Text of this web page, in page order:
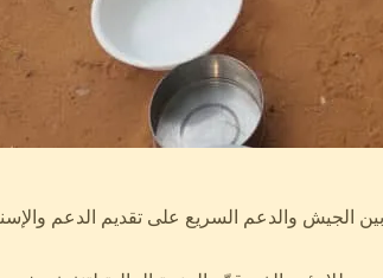
أنّ الغرفة ظلّت تعمل منذ اندلاع حرب الخامس عشر من أبريل ٢٠٢٣م، بين